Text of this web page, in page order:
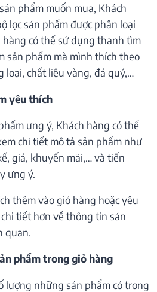
phẩm muốn mua, Khách
lọc sản phẩm được phân loại
hàng có thể sử dụng thanh tìm
sản phẩm mà mình thích theo
loại, chất liệu vàng, đá quý,…
yêu thích
ưng ý, Khách hàng có thể
chi tiết mô tả sản phẩm như
giá, khuyến mãi,… và tiến
ưng ý.
thêm vào giỏ hàng hoặc yêu
chi tiết hơn về thông tin sản
quan.
phẩm trong giỏ hàng
lượng những sản phẩm có trong